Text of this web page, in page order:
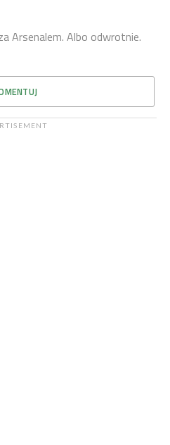
Arsenalem. Albo odwrotnie.